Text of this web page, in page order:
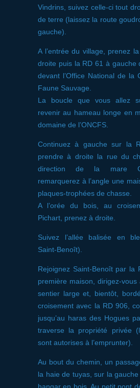
Vindrins, suivez celle-ci tout
de terre (laissez la route
gauche).
A l’entrée du village, prenez
droite puis la RD 61 à gauche
devant l’Office National de la
Faune Sauvage.
La boucle que vous allez
revenir au hameau longe en
domaine de l’ONCFS.
Continuez à gauche sur la
prendre à droite la rue du
direction de la mare
remarquerez à l’angle une
plaques-trophées de chasse.
A l’orée du bois, au
Pichart, prenez à droite.
Suivez l’allée balisée en
Saint-Benoît).
Rejoignez Saint-Benoît par la
première maison, dirigez-
sentier large et, bientôt,
croisement avec la RD 906,
jusqu’au haras des Hogues
traverse la propriété privée
sont autorises à l’emprunter).
Au bout du chemin, un
la haie de tuyas, sur la